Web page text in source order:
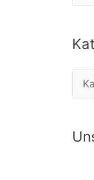
h
c
e